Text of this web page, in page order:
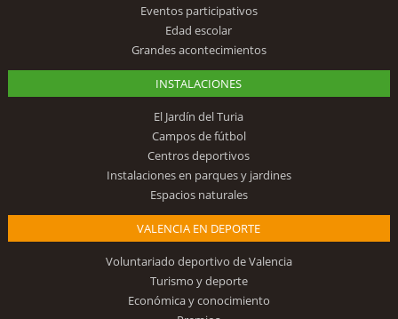
Eventos participativos
Edad escolar
Grandes acontecimientos
INSTALACIONES
El Jardín del Turia
Campos de fútbol
Centros deportivos
Instalaciones en parques y jardines
Espacios naturales
VALENCIA EN DEPORTE
Voluntariado deportivo de Valencia
Turismo y deporte
Económica y conocimiento